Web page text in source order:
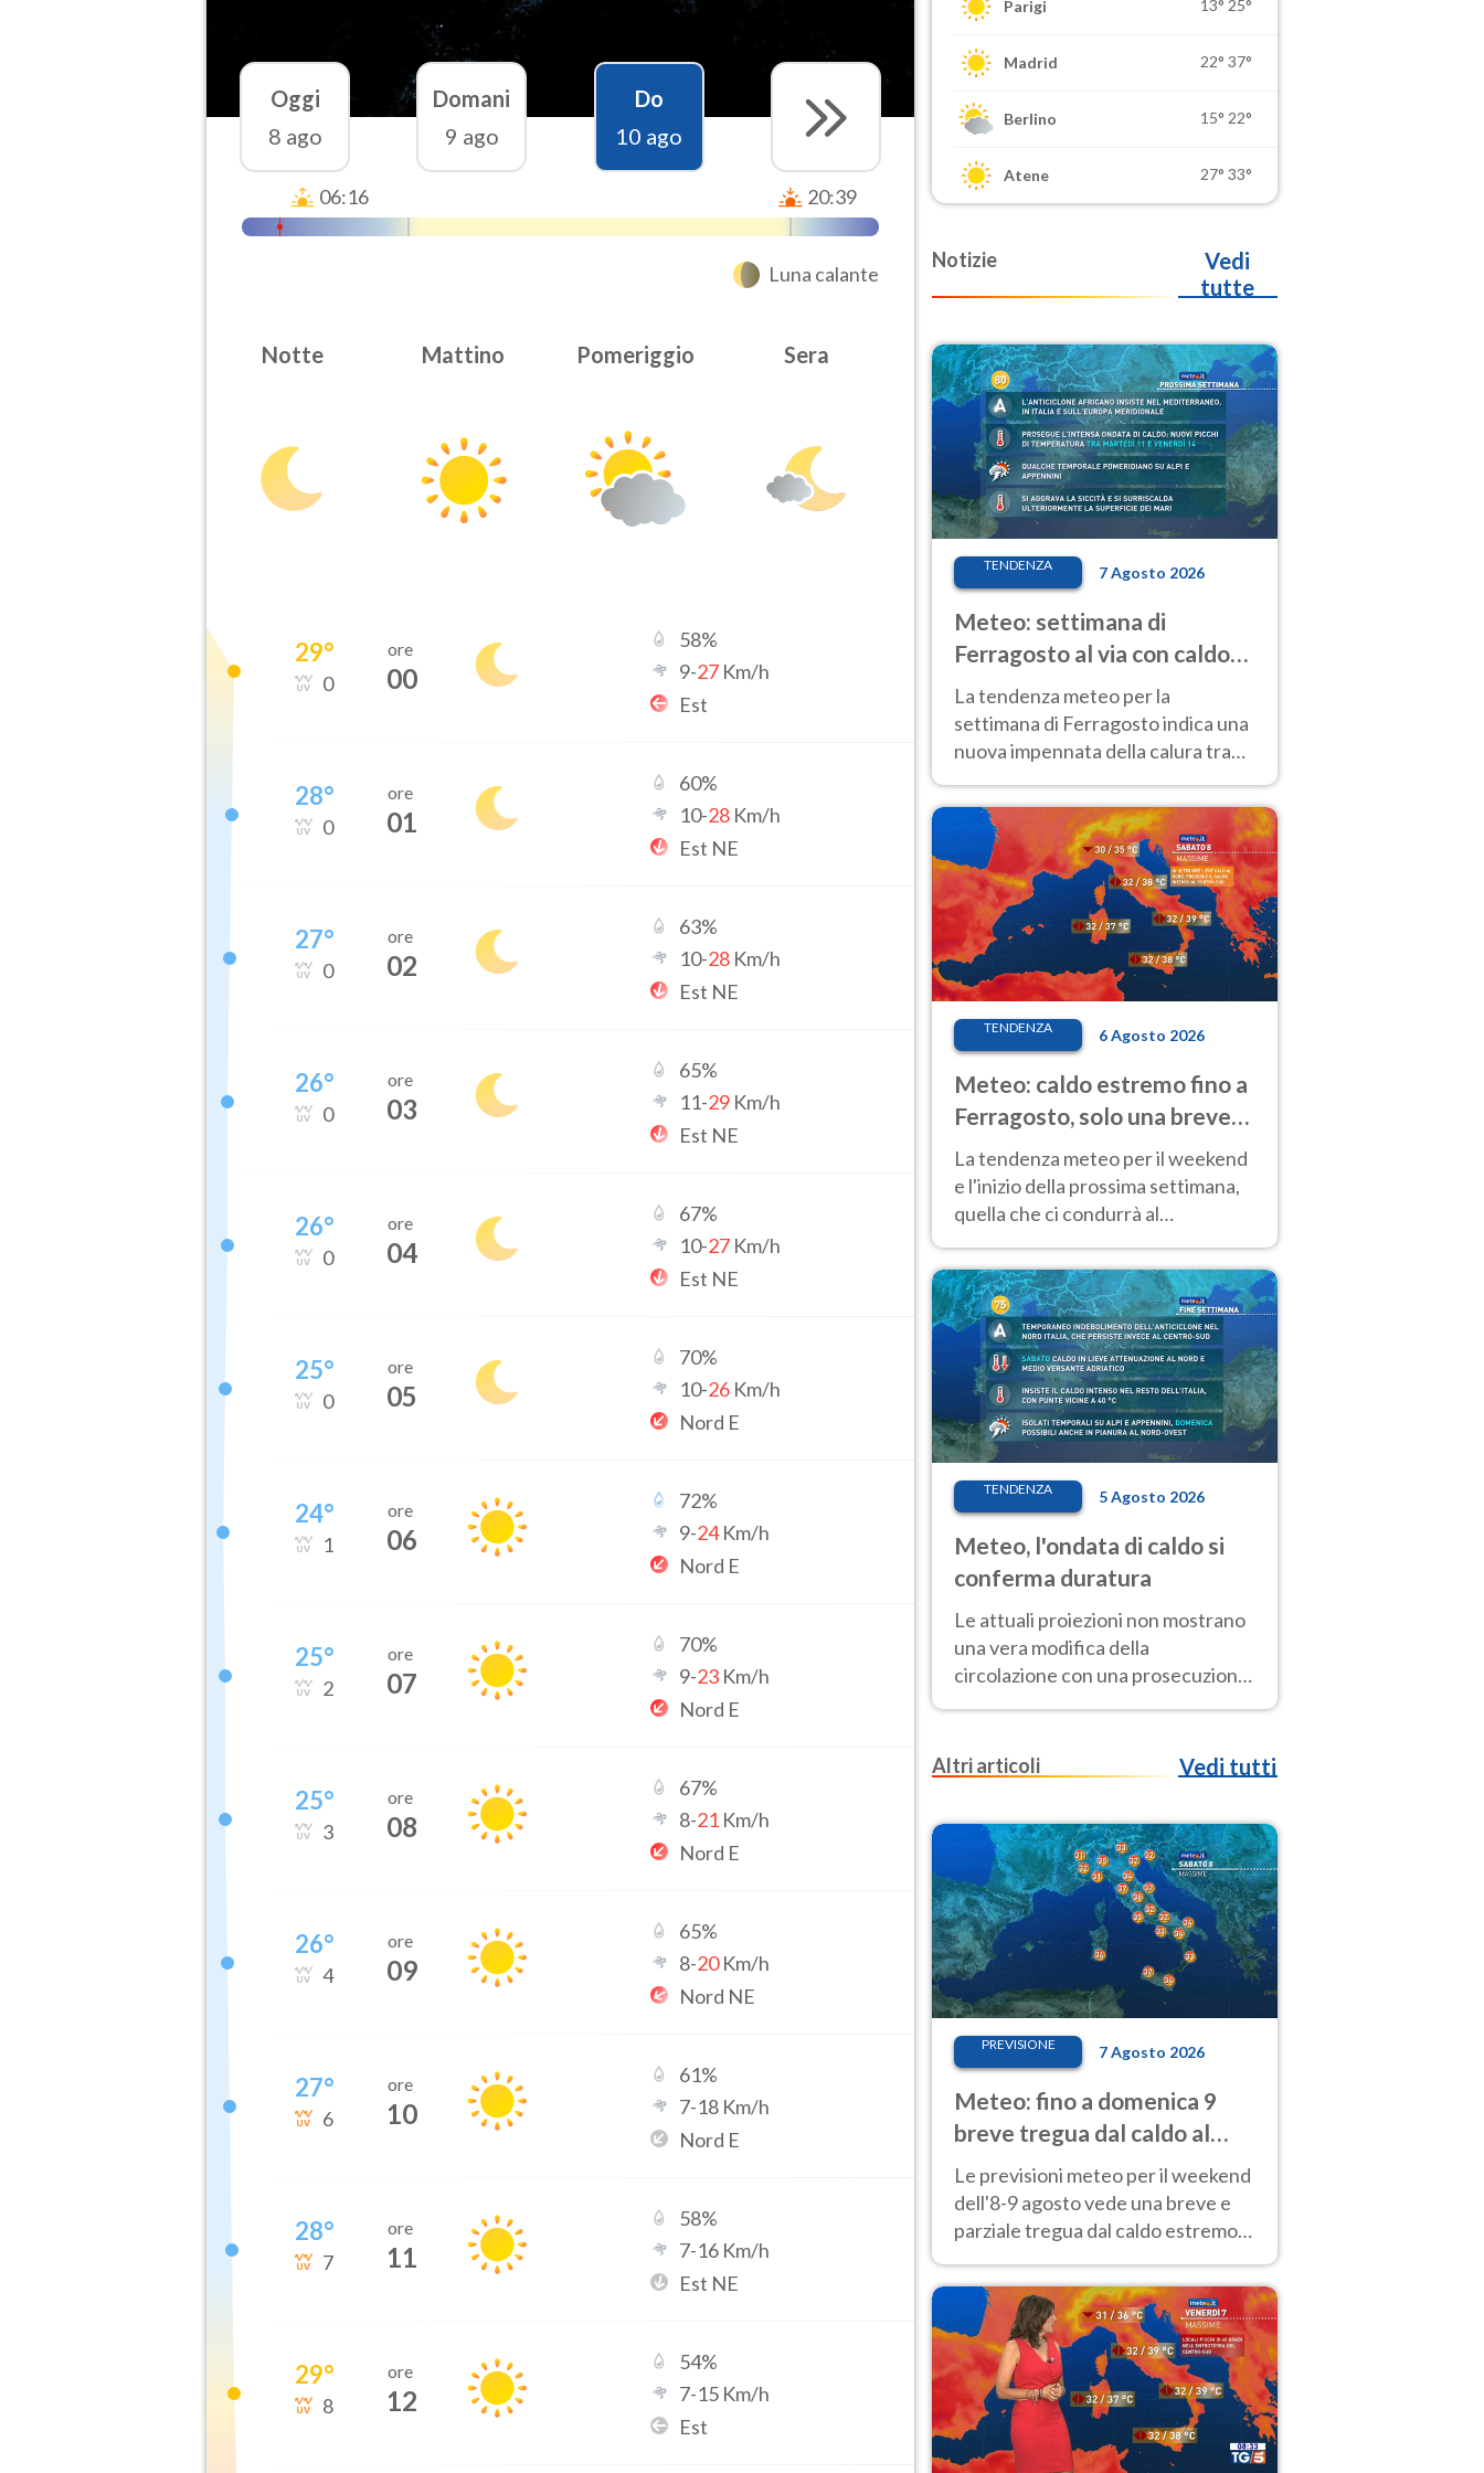
Oggi
8 ago
Domani
9 ago
Do
10 ago
06:16 20:39
Luna calante
Notte Mattino Pomeriggio Sera
29°
0
ore
00
58%
9-27 Km/h
Est
28°
0
ore
01
60%
10-28 Km/h
Est NE
27°
0
ore
02
63%
10-28 Km/h
Est NE
26°
0
ore
03
65%
11-29 Km/h
Est NE
26°
0
ore
04
67%
10-27 Km/h
Est NE
25°
0
ore
05
70%
10-26 Km/h
Nord E
24°
1
ore
06
72%
9-24Km/h
Nord E
25°
2
ore
07
70%
9-23 Km/h
Nord E
25°
3
ore
08
67%
8-21 Km/h
Nord E
26°
4
ore
09
65%
8-20Km/h
Nord NE
27°
6
ore
10
61%
7-18 Km/h
Nord E
28°
7
ore
11
58%
7-16 Km/h
Est NE
29°
8
ore
12
54%
7-15 Km/h
Est
Parigi 13° 25°
Madrid 22° 37°
Berlino 15° 22°
Atene 27° 33°
Notizie
Vedi
tutte
TENDENZA 7 Agosto 2026
Meteo: settimana di
Ferragosto al via con caldo
intenso e qualche temporale
La tendenza meteo per la
settimana di Ferragosto indica una
nuova impennata della calura tra
anche al Nord.
TENDENZA 6 Agosto 2026
Meteo: caldo estremo fino a
Ferragosto, solo una breve
pausa. Ecco dove
La tendenza meteo per il weekend
e l'inizio della prossima settimana,
quella che ci condurrà al
temperature molto elevate
TENDENZA 5 Agosto 2026
Meteo, l'ondata di caldo si
conferma duratura
Le attuali proiezioni non mostrano
una vera modifica della
circolazione con una prosecuzione
del caldo fuori scala per molti
Ferragosto
Altri articoli Vedi tutti
PREVISIONE 7 Agosto 2026
Meteo: fino a domenica 9
breve tregua dal caldo al
Nord! Altrove calura e afa
Le previsioni meteo per il weekend
dell'8-9 agosto vede una breve e
parziale tregua dal caldo estremo
40 gradi.